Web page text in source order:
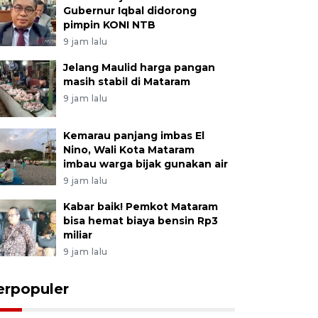
Gubernur Iqbal didorong
pimpin KONI NTB
9 jam lalu
Jelang Maulid harga pangan
masih stabil di Mataram
9 jam lalu
Kemarau panjang imbas El
Nino, Wali Kota Mataram
imbau warga bijak gunakan air
9 jam lalu
Kabar baik! Pemkot Mataram
bisa hemat biaya bensin Rp3
miliar
9 jam lalu